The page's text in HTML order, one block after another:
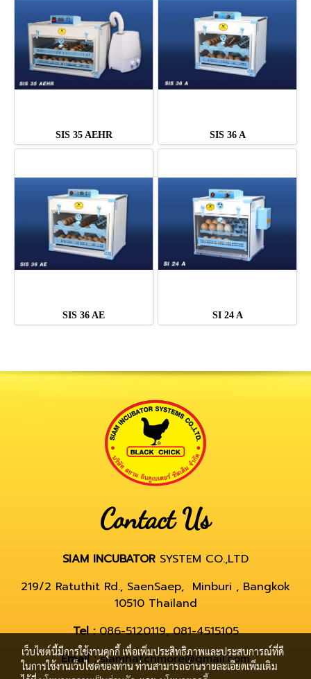
SIS 35 AEHR SIS 36 A
SIS 36 AE SI 24 A
Contact Us
SIAM INCUBATOR SYSTEM CO.,LTD
219/2 Ratuthit Rd., SaenSaep, Minburi , Bangkok
10510 Thailand
Tel :086-5120119, 081-4515105
Email :siamhatchmore@gmail.com
เว็บไซต์นี้มีการใช้งานคุกกี้ เพื่อเพิ่มประสิทธิภาพและประสบการณ์ที่ดี
ในการใช้งานเว็บไซต์ของท่าน ท่านสามารถอ่านรายละเอียดเพิ่มเติม